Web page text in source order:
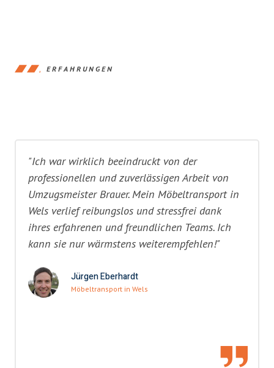
ERFAHRUNGEN
"Ich war wirklich beeindruckt von der
professionellen und zuverlässigen Arbeit von
Umzugsmeister Brauer. Mein Möbeltransport in
Wels verlief reibungslos und stressfrei dank
ihres erfahrenen und freundlichen Teams. Ich
kann sie nur wärmstens weiterempfehlen!"
Jürgen Eberhardt
Möbeltransport in Wels